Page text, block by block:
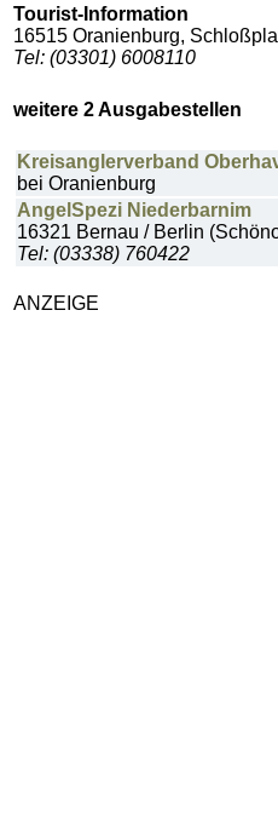
Tourist-Information
16515 Oranienburg,
Tel: (03301) 6008110
weitere 2 Ausgabestellen
Kreisanglerverband
bei Oranienburg
AngelSpezi Niederbarnim
16321 Bernau / Berlin
Tel: (03338) 760422
ANZEIGE